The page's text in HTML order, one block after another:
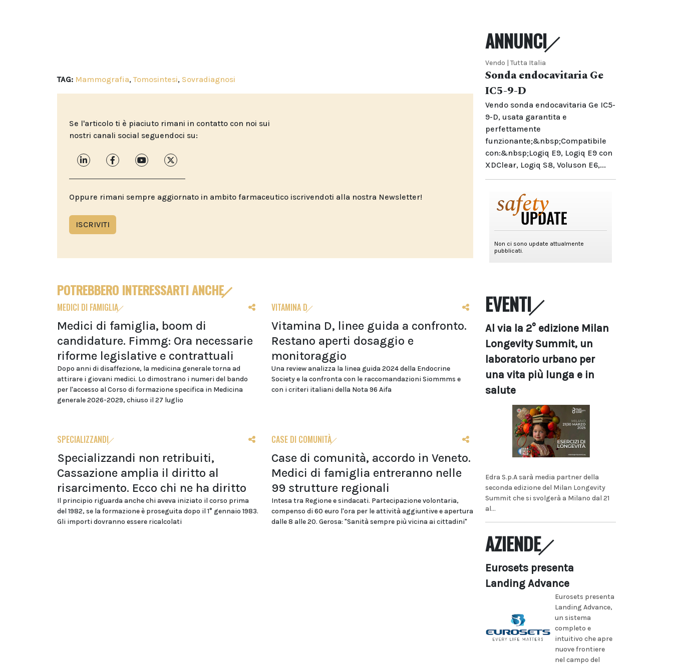
TAG: Mammografia,Tomosintesi, Sovradiagnosi
Se l'articolo ti è piaciuto rimani in contatto con noi sui
nostri canali social seguendoci su:
Oppure rimani sempre aggiornato in ambito farmaceutico iscrivendoti alla nostra Newsletter!
ISCRIVITI
POTREBBERO INTERESSARTI ANCHE
MEDICI DI FAMIGLIA
Medici di famiglia, boom di
candidature. Fimmg: Ora necessarie
riforme legislative e contrattuali
Dopo anni di disaffezione, la medicina generale torna ad
attirare i giovani medici. Lo dimostrano i numeri del bando
per l'accesso al Corso di formazione specifica in Medicina
generale 2026-2029, chiuso il 27 luglio
VITAMINA D
Vitamina D, linee guida a confronto.
Restano aperti dosaggio e
monitoraggio
Una review analizza la linea guida 2024 della Endocrine
Society e la confronta con le raccomandazioni Siommms e
con i criteri italiani della Nota 96 Aifa
SPECIALIZZANDI
Specializzandi non retribuiti,
Cassazione amplia il diritto al
risarcimento. Ecco chi ne ha diritto
Il principio riguarda anche chi aveva iniziato il corso prima
del 1982, se la formazione è proseguita dopo il 1° gennaio 1983.
Gli importi dovranno essere ricalcolati
CASE DI COMUNITÀ
Case di comunità, accordo in Veneto.
Medici di famiglia entreranno nelle
99 strutture regionali
Intesa tra Regione e sindacati. Partecipazione volontaria,
compenso di 60 euro l'ora per le attività aggiuntive e apertura
dalle 8 alle 20. Gerosa: "Sanità sempre più vicina ai cittadini"
ANNUNCI
Vendo | Tutta Italia
Sonda endocavitaria Ge
IC5-9-D
Vendo sonda endocavitaria Ge IC5-
9-D, usata garantita e
perfettamente
funzionante;&nbsp;Compatibile
con:&nbsp;Logiq E9, Logiq E9 con
XDClear, Logiq S8, Voluson E6,...
EVENTI
Al via la 2° edizione Milan
Longevity Summit, un
laboratorio urbano per
una vita più lunga e in
salute
Edra S.p.A sarà media partner della
seconda edizione del Milan Longevity
Summit che si svolgerà a Milano dal 21
al...
AZIENDE
Eurosets presenta
Landing Advance
Eurosets presenta
Landing Advance,
un sistema
completo e
intuitivo che apre
nuove frontiere
nel campo del